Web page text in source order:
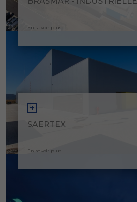
En savoir plus
SAERTEX
En savoir plus